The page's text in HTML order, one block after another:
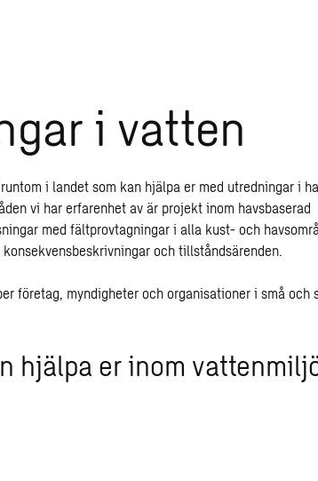
i vatten
i landet som kan hjälpa er med utredningar i
vi har erfarenhet av är projekt inom havsbaserad
med fältprovtagningar i alla kust- och
och tillståndsärenden.
företag, myndigheter och organisationer i små och
hjälpa er inom